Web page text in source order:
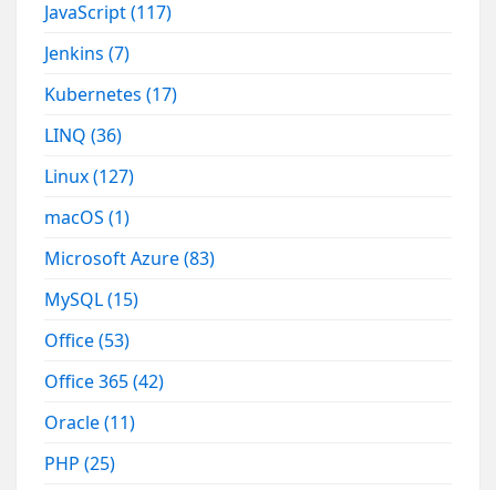
JavaScript(117)
Jenkins(7)
Kubernetes(17)
LINQ(36)
Linux(127)
macOS(1)
Microsoft Azure(83)
MySQL(15)
Office(53)
Office 365(42)
Oracle(11)
PHP(25)